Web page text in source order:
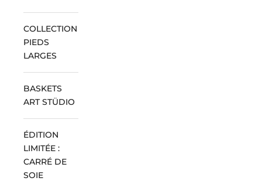
COLLECTION
PIEDS
LARGES
BASKETS
ART STÜDIO
ÉDITION
LIMITÉE :
CARRÉ DE
SOIE